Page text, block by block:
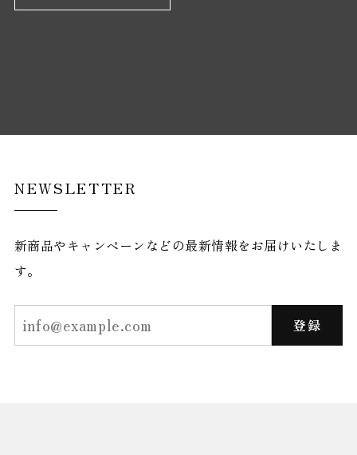
NEWSLETTER
新商品やキャンペーンなどの最新情報をお届けいたしま
す。
登録